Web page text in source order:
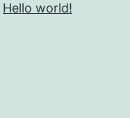
Hello world!